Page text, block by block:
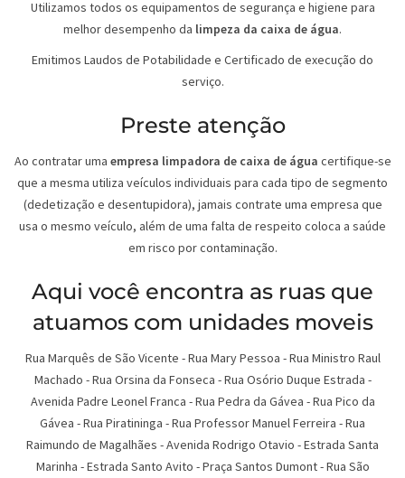
Utilizamos todos os equipamentos de segurança e higiene para
melhor desempenho da limpeza da caixa de água.
Emitimos Laudos de Potabilidade e Certificado de execução do
serviço.
Preste atenção
Ao contratar uma empresa limpadora de caixa de água certifique-se
que a mesma utiliza veículos individuais para cada tipo de segmento
(dedetização e desentupidora), jamais contrate uma empresa que
usa o mesmo veículo, além de uma falta de respeito coloca a saúde
em risco por contaminação.
Aqui você encontra as ruas que
atuamos com unidades moveis
Rua Marquês de São Vicente - Rua Mary Pessoa - Rua Ministro Raul
Machado - Rua Orsina da Fonseca - Rua Osório Duque Estrada -
Avenida Padre Leonel Franca - Rua Pedra da Gávea - Rua Pico da
Gávea - Rua Piratininga - Rua Professor Manuel Ferreira - Rua
Raimundo de Magalhães - Avenida Rodrigo Otavio - Estrada Santa
Marinha - Estrada Santo Avito - Praça Santos Dumont - Rua São